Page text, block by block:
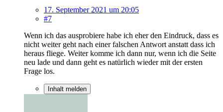
17. September 2021 um 20:05
#7
Wenn ich das ausprobiere habe ich eher den Eindruck, dass es
nicht weiter geht nach einer falschen Antwort anstatt dass ich
heraus fliege. Weiter komme ich dann nur, wenn ich die Seite
neu lade und dann geht es natürlich wieder mit der ersten
Frage los.
Inhalt melden